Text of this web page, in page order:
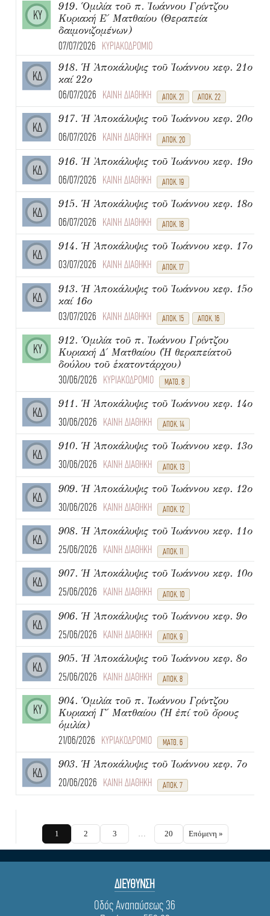
ΚΥ
919. Ὁμιλία τοῦ π. Ἰωάννου Γρίντζου
Κυριακή Ε΄ Ματθαίου (Θεραπεία
δαιμονιζομένων)
07/07/2026 ΚΥΡΙΑΚΟΔΡΟΜΙΟ
ΚΔ
918. Ἡ Ἀποκάλυψις τοῦ Ἰωάννου κεφ. 21ο
καί 22ο
06/07/2026 ΚΑΙΝΗ ΔΙΑΘΗΚΗ ΑΠΟΚ. 21 ΑΠΟΚ. 22
ΚΔ
917. Ἡ Ἀποκάλυψις τοῦ Ἰωάννου κεφ. 20ο
06/07/2026 ΚΑΙΝΗ ΔΙΑΘΗΚΗ ΑΠΟΚ. 20
ΚΔ
916. Ἡ Ἀποκάλυψις τοῦ Ἰωάννου κεφ. 19ο
06/07/2026 ΚΑΙΝΗ ΔΙΑΘΗΚΗ ΑΠΟΚ. 19
ΚΔ
915. Ἡ Ἀποκάλυψις τοῦ Ἰωάννου κεφ. 18ο
06/07/2026 ΚΑΙΝΗ ΔΙΑΘΗΚΗ ΑΠΟΚ. 18
ΚΔ
914. Ἡ Ἀποκάλυψις τοῦ Ἰωάννου κεφ. 17ο
03/07/2026 ΚΑΙΝΗ ΔΙΑΘΗΚΗ ΑΠΟΚ. 17
ΚΔ
913. Ἡ Ἀποκάλυψις τοῦ Ἰωάννου κεφ. 15ο
καί 16ο
03/07/2026 ΚΑΙΝΗ ΔΙΑΘΗΚΗ ΑΠΟΚ. 15 ΑΠΟΚ. 16
ΚΥ
912. Ὁμιλία τοῦ π. Ἰωάννου Γρίντζου
Κυριακή Δ΄ Ματθαίου (Ἡ θεραπείατοῦ
δούλου τοῦ ἑκατοντάρχου)
30/06/2026 ΚΥΡΙΑΚΟΔΡΟΜΙΟ ΜΑΤΘ. 8
ΚΔ
911. Ἡ Ἀποκάλυψις τοῦ Ἰωάννου κεφ. 14ο
30/06/2026 ΚΑΙΝΗ ΔΙΑΘΗΚΗ ΑΠΟΚ. 14
ΚΔ
910. Ἡ Ἀποκάλυψις τοῦ Ἰωάννου κεφ. 13ο
30/06/2026 ΚΑΙΝΗ ΔΙΑΘΗΚΗ ΑΠΟΚ. 13
ΚΔ
909. Ἡ Ἀποκάλυψις τοῦ Ἰωάννου κεφ. 12ο
30/06/2026 ΚΑΙΝΗ ΔΙΑΘΗΚΗ ΑΠΟΚ. 12
ΚΔ
908. Ἡ Ἀποκάλυψις τοῦ Ἰωάννου κεφ. 11ο
25/06/2026 ΚΑΙΝΗ ΔΙΑΘΗΚΗ ΑΠΟΚ. 11
ΚΔ
907. Ἡ Ἀποκάλυψις τοῦ Ἰωάννου κεφ. 10ο
25/06/2026 ΚΑΙΝΗ ΔΙΑΘΗΚΗ ΑΠΟΚ. 10
ΚΔ
906. Ἡ Ἀποκάλυψις τοῦ Ἰωάννου κεφ. 9ο
25/06/2026 ΚΑΙΝΗ ΔΙΑΘΗΚΗ ΑΠΟΚ. 9
ΚΔ
905. Ἡ Ἀποκάλυψις τοῦ Ἰωάννου κεφ. 8ο
25/06/2026 ΚΑΙΝΗ ΔΙΑΘΗΚΗ ΑΠΟΚ. 8
ΚΥ
904. Ὁμιλία τοῦ π. Ἰωάννου Γρίντζου
Κυριακή Γ΄ Ματθαίου (Ἡ ἐπί τοῦ ὄρους
ὁμιλία)
21/06/2026 ΚΥΡΙΑΚΟΔΡΟΜΙΟ ΜΑΤΘ. 6
ΚΔ
903. Ἡ Ἀποκάλυψις τοῦ Ἰωάννου κεφ. 7ο
20/06/2026 ΚΑΙΝΗ ΔΙΑΘΗΚΗ ΑΠΟΚ. 7
1 2 3 … 20 Επόμενη »
ΔΙΕΥΘΥΝΣΗ
Οδός Αναπαύσεως 36